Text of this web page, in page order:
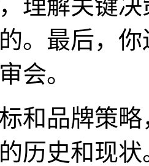
理解关键
。最后，
会。
和品牌策
历史和现